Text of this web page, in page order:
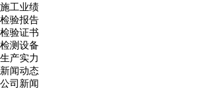
施工业绩
检验报告
检验证书
检测设备
生产实力
新闻动态
公司新闻